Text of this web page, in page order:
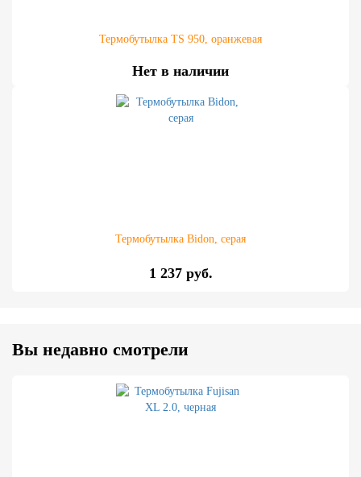
Термобутылка TS 950, оранжевая
Нет в наличии
Термобутылка Bidon, серая
1 237 руб.
Вы недавно смотрели